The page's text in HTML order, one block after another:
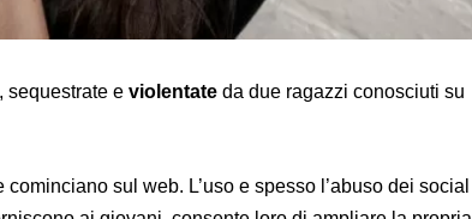
sequestrate e violentate da due ragazzi conosciuti su
sul web. L’uso e spesso l’abuso dei social